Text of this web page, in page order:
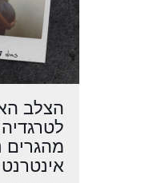
הצלב
מהגרים